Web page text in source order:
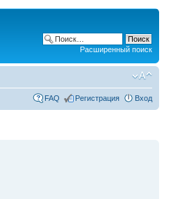
Расширенный поиск
FAQ Регистрация Вход